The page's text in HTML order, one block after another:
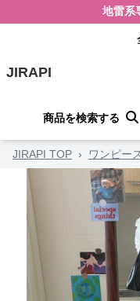
地雷系
JIRAPI
商品を検索する
JIRAPI TOP › ワンピー